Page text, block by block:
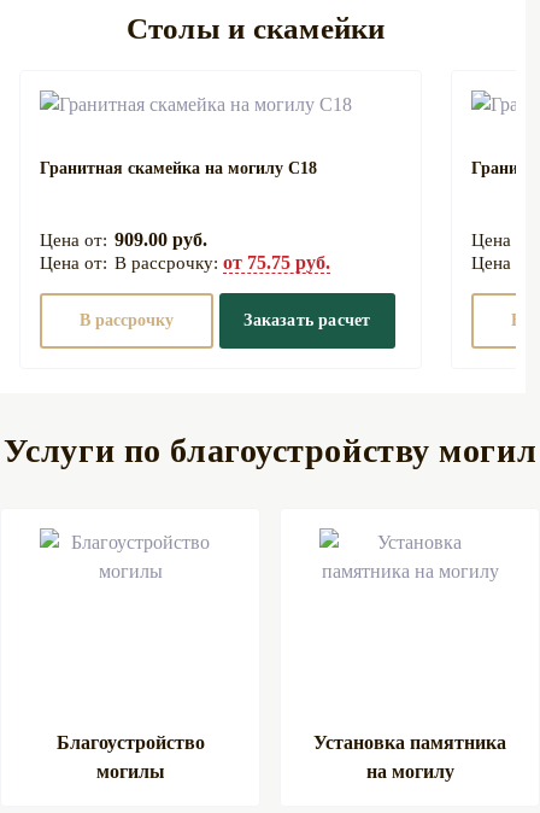
Столы и скамейки
Гранитная скамейка на могилу С18
909.00 руб.
В рассрочку: от 75.75 руб.
В рассрочку Заказать расчет В
Услуги по благоустройству могил
Благоустройство
могилы
Установка памятника
на могилу